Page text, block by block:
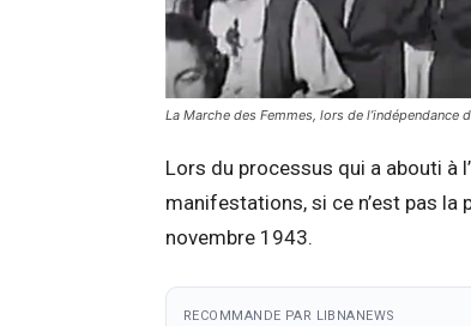
La Marche des Femmes, lors de l’indépendance
Lors du processus qui a abouti à
manifestations, si ce n’est pas
novembre 1943.
RECOMMANDE PAR LIBNANEWS